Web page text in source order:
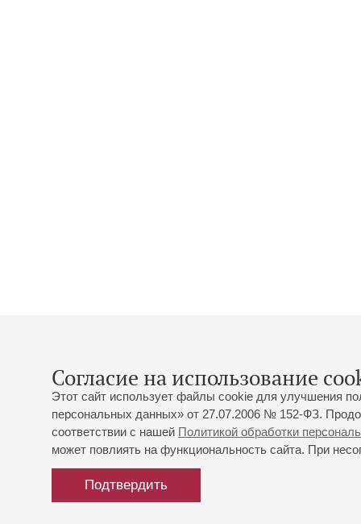
Согласие на использование
Этот сайт использует файлы cookie для улучшения
персональных данных» от 27.07.2006 № 152-ФЗ.
соответствии с нашей Политикой обработки
может повлиять на функциональность сайта. При
Подтвердить